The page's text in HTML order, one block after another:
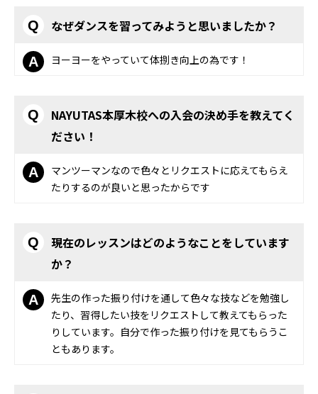
Q なぜダンスを習ってみようと思いましたか？
A ヨーヨーをやっていて体捌き向上の為です！
Q
NAYUTAS本厚木校への入会の決め手を教えてく
ださい！
A
マンツーマンなので色々とリクエストに応えてもらえ
たりするのが良いと思ったからです
Q
現在のレッスンはどのようなことをしています
か？
A
先生の作った振り付けを通して色々な技などを勉強し
たり、習得したい技をリクエストして教えてもらった
りしています。自分で作った振り付けを見てもらうこ
ともあります。